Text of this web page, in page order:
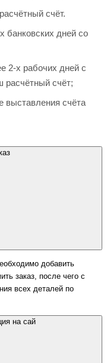
счёт.
банковских дней со
2-х рабочих дней с
расчётный счёт;
выставления счёта
добавить
заказ, после чего с
всех деталей по
на сай